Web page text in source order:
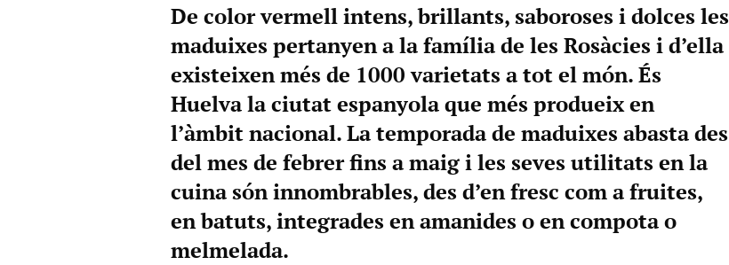
De color vermell intens, brillants, saboroses i dolces les
maduixes pertanyen a la família de les Rosàcies i d’ella
existeixen més de 1000 varietats a tot el món. És
Huelva la ciutat espanyola que més produeix en
l’àmbit nacional. La temporada de maduixes abasta des
del mes de febrer fins a maig i les seves utilitats en la
cuina són innombrables, des d’en fresc com a fruites,
en batuts, integrades en amanides o en compota o
melmelada.